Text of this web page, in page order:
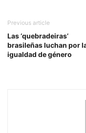
Previous article
Las ‘quebradeiras’
brasileñas luchan por
igualdad de género